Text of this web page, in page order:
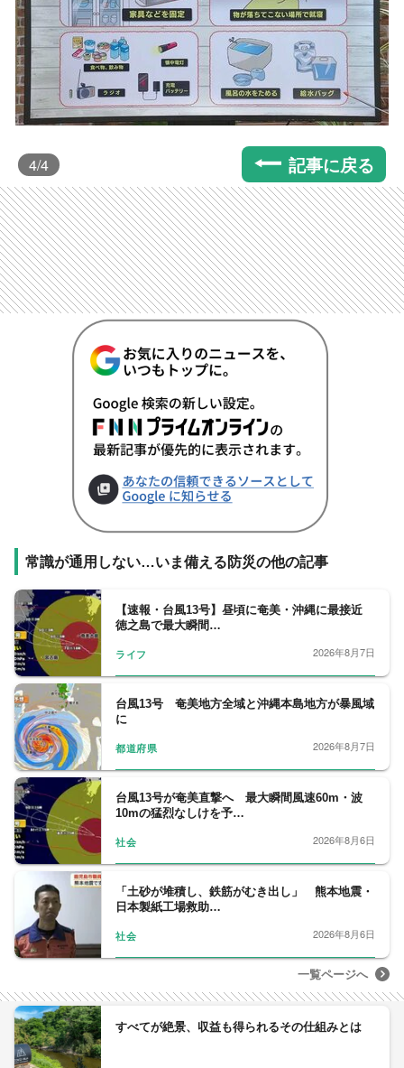
4/4 記事に戻る
常識が通用しない…いま備える防災の他の記事
【速報・台風13号】昼頃に奄美・沖縄に最接近
徳之島で最大瞬間…
ライフ 2026年8月7日
台風13号 奄美地方全域と沖縄本島地方が暴風域
に
都道府県 2026年8月7日
台風13号が奄美直撃へ 最大瞬間風速60m・波
10mの猛烈なしけを予…
社会 2026年8月6日
「土砂が堆積し、鉄筋がむき出し」 熊本地震・
日本製紙工場救助…
社会 2026年8月6日
一覧ページへ
すべてが絶景、収益も得られるその仕組みとは